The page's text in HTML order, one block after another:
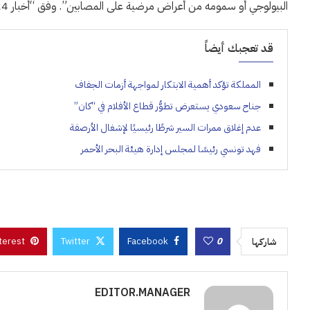
البيولوجي أو سمومه من أعراض مرضية على المصابين”. وفق “أخبار 24”.
قد تعجبك أيضاً
المملكة تؤكد أهمية الابتكار لمواجهة أزمات الجفاف
جناح سعودي يستعرض تطوُّر قطاع الأفلام في “كان”
عدم إغلاق ممرات السير شرطًا رئيسيًا لإشغال الأرصفة
فهد تونسي رئيسًا لمجلس إدارة هيئة البحر الأحمر
شاركها 0
Facebook
Twitter
EDITOR.MANAGER